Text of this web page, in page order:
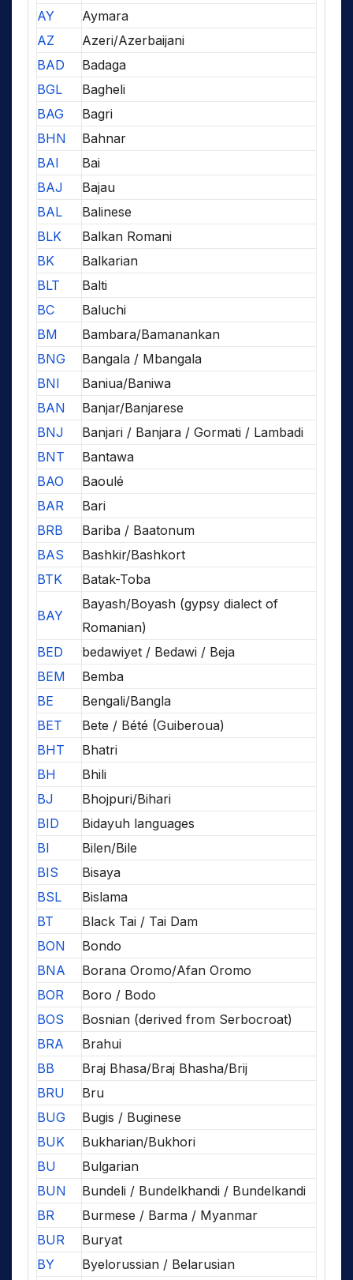
AY
Aymara
AZ
Azeri/Azerbaijani
BAD
Badaga
BGL
Bagheli
BAG
Bagri
BHN
Bahnar
BAI
Bai
BAJ
Bajau
BAL
Balinese
BLK
Balkan Romani
BK
Balkarian
BLT
Balti
BC
Baluchi
BM
Bambara/Bamanankan
BNG
Bangala / Mbangala
BNI
Baniua/Baniwa
BAN
Banjar/Banjarese
BNJ
Banjari / Banjara / Gormati / Lambadi
BNT
Bantawa
BAO
Baoulé
BAR
Bari
BRB
Bariba / Baatonum
BAS
Bashkir/Bashkort
BTK
Batak-Toba
BAY
Bayash/Boyash (gypsy dialect of
Romanian)
BED
bedawiyet / Bedawi / Beja
BEM
Bemba
BE
Bengali/Bangla
BET
Bete / Bété (Guiberoua)
BHT
Bhatri
BH
Bhili
BJ
Bhojpuri/Bihari
BID
Bidayuh languages
BI
Bilen/Bile
BIS
Bisaya
BSL
Bislama
BT
Black Tai / Tai Dam
BON
Bondo
BNA
Borana Oromo/Afan Oromo
BOR
Boro / Bodo
BOS
Bosnian (derived from Serbocroat)
BRA
Brahui
BB
Braj Bhasa/Braj Bhasha/Brij
BRU
Bru
BUG
Bugis / Buginese
BUK
Bukharian/Bukhori
BU
Bulgarian
BUN
Bundeli / Bundelkhandi / Bundelkandi
BR
Burmese / Barma / Myanmar
BUR
Buryat
BY
Byelorussian / Belarusian